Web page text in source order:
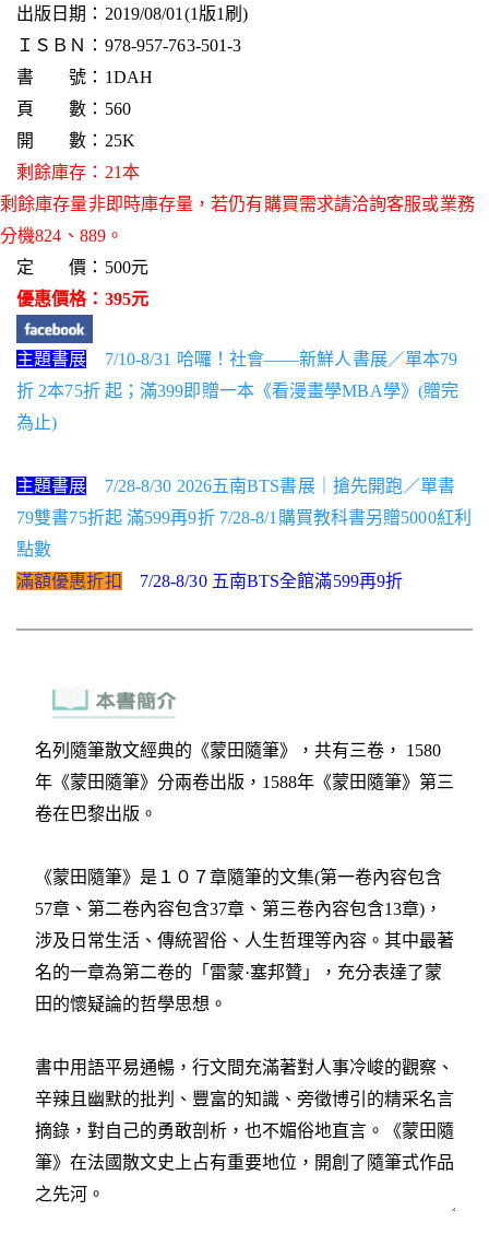
出版日期：2019/08/01(1版1刷)
ＩＳＢＮ：978-957-763-501-3
書 號：1DAH
頁 數：560
開 數：25K
剩餘庫存：21本
剩餘庫存量非即時庫存量，若仍有購買需求請洽詢客服或業務
分機824、889。
定 價：500元
優惠價格：395元
主題書展
7/10-8/31 哈囉！社會——新鮮人書展／單本79
折 2本75折 起；滿399即贈一本《看漫畫學MBA學》(贈完
為止)
主題書展
7/28-8/30 2026五南BTS書展｜搶先開跑／單書
79雙書75折起 滿599再9折 7/28-8/1購買教科書另贈5000紅利
點數
滿額優惠折扣
7/28-8/30 五南BTS全館滿599再9折